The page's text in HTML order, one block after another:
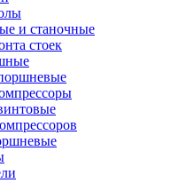
и станочные
стоек